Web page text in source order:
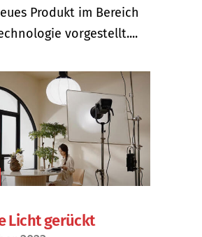
Produkt im Bereich
vorgestellt....
Licht gerückt